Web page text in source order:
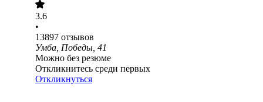
3.6
•
13897 отзывов
Умба, Победы, 41
Можно без резюме
Откликнитесь среди первых
Откликнуться